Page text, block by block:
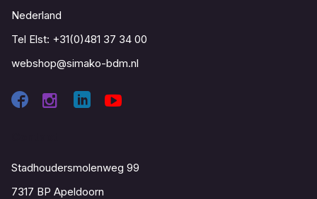
Nederland
Tel Elst: +31(0)481 37 34 00
webshop@simako-bdm.nl
Stadhoudersmolenweg 99
7317 BP Apeldoorn